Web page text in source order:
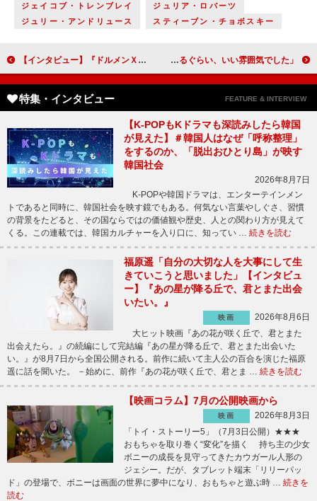
ジェイコブ・トレンブレイ
ジュリア・ロバーツ
ジュリー・アンドリュース
スティーブン・チョボスキー
【インタビュー】『ドルメンＸ』志尊淳、止まらない躍進劇でコメディーの才能も開花！ 浅香航大、小越勇輝、堀井新太は自身と真逆のキャラクターに挑む！ 「精忠組は他の俳優がうらやましがるぐらい、いい雰囲気でした」増田修一朗（有馬新七）【「西郷どん」インタビュー】
特集・インタビュー FEATURE & INTERVIEW
【K-POPもKドラマも深読みしたら韓国
が見えた】＃韓国人はなぜ「呼称整理」
をするのか、「脱出おひとり島」が映す
韓国社会
2026年8月7日
K-POPや韓国ドラマは、エンターテインメン
トであると同時に、韓国社会を映す鏡でもある。何気ない言葉やしぐさ、習慣
の背景をたどると、その国ならではの価値観や歴史、人との関わり方が見えて
くる。この連載では、韓国カルチャーを入り口に、知ってい … 続きを読む
福原遥「自分の大切な人を大事にして生
きていこうと思いました」【インタビュ
ー】『あの星が降る丘で、君とまた出会
いたい。』
映画
2026年8月6日
大ヒット映画『あの花が咲く丘で、君とまた
出会えたら。』の続編にして完結編『あの星が降る丘で、君とまた出会いた
い。』が8月7日から全国公開される。前作に続いて主人公の百合を演じた福原
遥に話を聞いた。 －始めに、前作『あの花が咲く丘で、君とま … 続きを読む
【映画コラム】7月の公開映画から
映画
2026年8月3日
「トイ・ストーリー5」（7月3日公開）★★★
おもちゃを取り巻く“変化”を描く 持ち主の少女
ボニーの成長を見守ってきたカウガール人形の
ジェシー。だが、タブレット端末「リリーパッ
ド」の登場で、ボニーは画面の世界に夢中になり、おもちゃと遊ぶ時 … 続きを
読む